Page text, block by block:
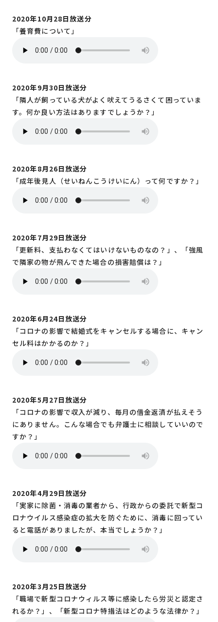
2020年10月28日放送分
「養育費について」
2020年9月30日放送分
「隣人が飼っている犬がよく吠えてうるさくて困っていま
す。何か良い方法はありますでしょうか？」
2020年8月26日放送分
「成年後見人（せいねんこうけいにん）って何ですか？」
2020年7月29日放送分
「更新料、支払わなくてはいけないものなの？」、「強風
で隣家の物が飛んできた場合の損害賠償は？」
2020年6月24日放送分
「コロナの影響で結婚式をキャンセルする場合に、キャン
セル料はかかるのか？」
2020年5月27日放送分
「コロナの影響で収入が減り、毎月の借金返済が払えそう
にありません。こんな場合でも弁護士に相談していいので
すか？」
2020年4月29日放送分
「実家に除菌・消毒の業者から、行政からの委託で新型コ
ロナウイルス感染症の拡大を防ぐために、消毒に回ってい
ると電話がありましたが、本当でしょうか？」
2020年3月25日放送分
「職場で新型コロナウィルス等に感染したら労災と認定さ
れるか？」、「新型コロナ特措法はどのような法律か？」